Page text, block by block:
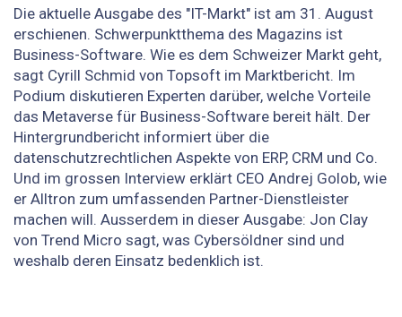
Die aktuelle Ausgabe des "IT-Markt" ist am 31. August
erschienen. Schwerpunktthema des Magazins ist
Business-Software. Wie es dem Schweizer Markt geht,
sagt Cyrill Schmid von Topsoft im Marktbericht. Im
Podium diskutieren Experten darüber, welche Vorteile
das Metaverse für Business-Software bereit hält. Der
Hintergrundbericht informiert über die
datenschutzrechtlichen Aspekte von ERP, CRM und Co.
Und im grossen Interview erklärt CEO Andrej Golob, wie
er Alltron zum umfassenden Partner-Dienstleister
machen will. Ausserdem in dieser Ausgabe: Jon Clay
von Trend Micro sagt, was Cybersöldner sind und
weshalb deren Einsatz bedenklich ist.